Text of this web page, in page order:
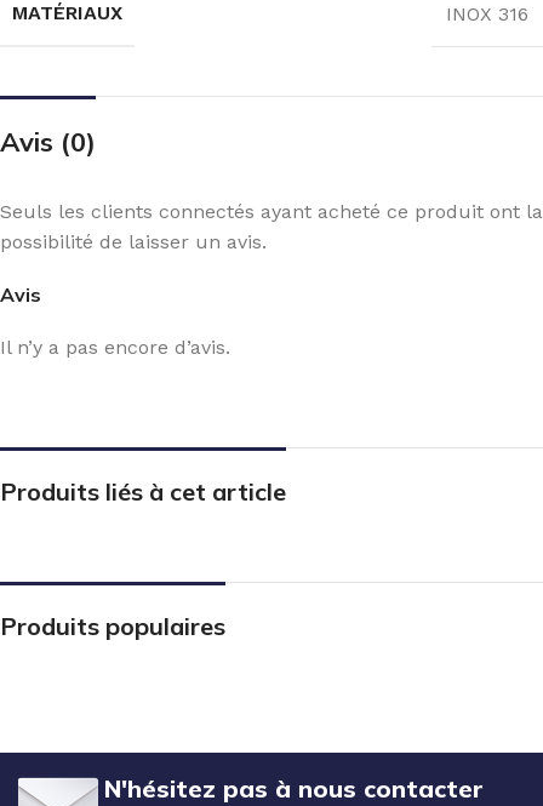
MATÉRIAUX INOX 316
Avis (0)
Avis
Il n’y a pas encore d’avis.
Seuls les clients connectés ayant acheté ce produit ont la
possibilité de laisser un avis.
Produits liés à cet article
Produits populaires
N'hésitez pas à nous contacter